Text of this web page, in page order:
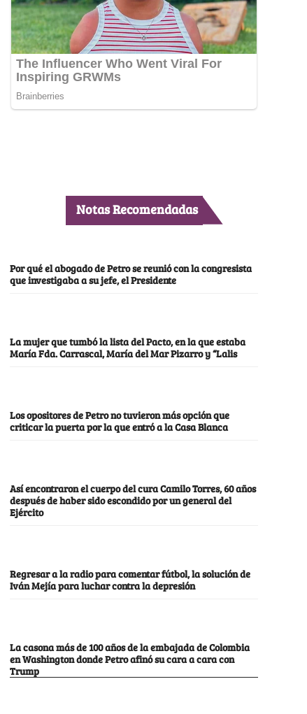
Notas Recomendadas
Por qué el abogado de Petro se reunió con la congresista
que investigaba a su jefe, el Presidente
La mujer que tumbó la lista del Pacto, en la que estaba
María Fda. Carrascal, María del Mar Pizarro y “Lalis
Los opositores de Petro no tuvieron más opción que
criticar la puerta por la que entró a la Casa Blanca
Así encontraron el cuerpo del cura Camilo Torres, 60 años
después de haber sido escondido por un general del
Ejército
Regresar a la radio para comentar fútbol, la solución de
Iván Mejía para luchar contra la depresión
La casona más de 100 años de la embajada de Colombia
en Washington donde Petro afinó su cara a cara con
Trump